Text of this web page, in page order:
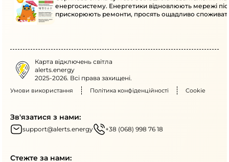
енергосистему. Енергетики відновлюють мережі
прискорюють ремонти, просять ощадливо
Карта відключень світла
alerts.energy
2025-2026. Всі права захищені.
Умови використання Політика конфіденційності Cookie
Зв'язатися з нами:
support@alerts.energy +38 (068) 998 76 18
Стежте за нами: